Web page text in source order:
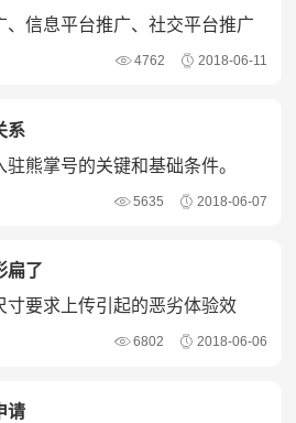
、信息平台推广、社交平台推广
4762 2018-06-11
系
熊掌号的关键和基础条件。
5635 2018-06-07
扁了
寸要求上传引起的恶劣体验效
6802 2018-06-06
请